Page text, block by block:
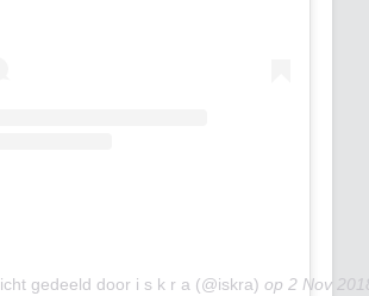
gedeeld door i s k r a (@iskra) op2 Nov